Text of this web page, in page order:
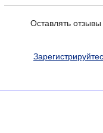
Оставлять отзывы